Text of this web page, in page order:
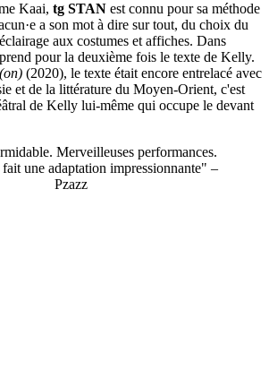
Kaai, tg STAN est connu pour sa méthode
a son mot à dire sur tout, du choix du
aux costumes et affiches. Dans
pour la deuxième fois le texte de Kelly.
(on) (2020), le texte était encore entrelacé avec
et de la littérature du Moyen-Orient, c'est
de Kelly lui-même qui occupe le devant
Merveilleuses performances.
une adaptation impressionnante" –
Pzazz